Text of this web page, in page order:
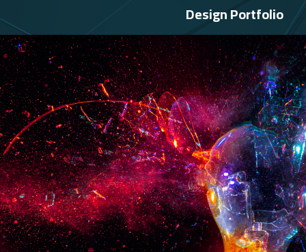
Design Portfolio